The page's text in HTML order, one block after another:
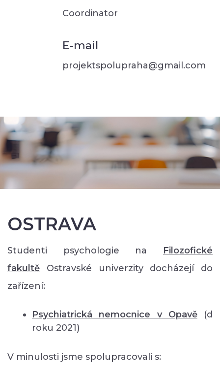
Coordinator
E-mail
projektspolupraha@gmail.com
OSTRAVA
Studenti psychologie na Filozofické
fakultě Ostravské univerzity docházejí do
zařízení:
Psychiatrická nemocnice v Opavě(d
roku 2021)
V minulosti jsme spolupracovali s: